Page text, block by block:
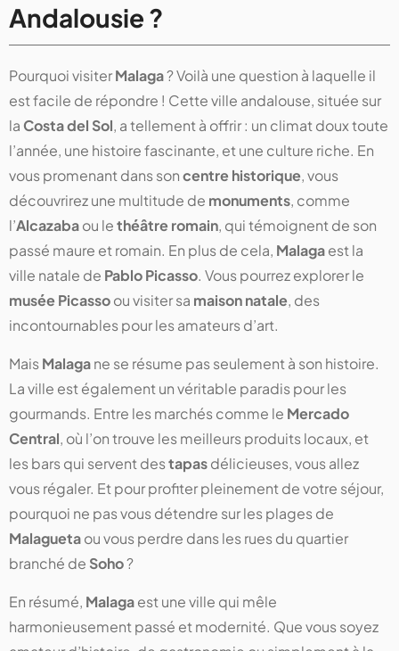
Andalousie ?
Pourquoi visiterMalaga? Voilà une question à laquelle il
est facile de répondre ! Cette ville andalouse, située sur
la Costa del Sol, a tellement à offrir : un climat doux toute
l’année, une histoire fascinante, et une culture riche. En
vous promenant dans soncentre historique, vous
découvrirez une multitude de monuments, comme
l’Alcazabaou lethéâtre romain, qui témoignent de son
passé maure et romain. En plus de cela, Malagaest la
ville natale de Pablo Picasso. Vous pourrez explorer le
musée Picassoou visiter sa maison natale, des
incontournables pour les amateurs d’art.
MaisMalagane se résume pas seulement à son histoire.
La ville est également un véritable paradis pour les
gourmands. Entre les marchés comme le Mercado
Central, où l’on trouve les meilleurs produits locaux, et
les bars qui servent destapasdélicieuses, vous allez
vous régaler. Et pour profiter pleinement de votre séjour,
pourquoi ne pas vous détendre sur les plages de
Malaguetaou vous perdre dans les rues du quartier
branché de Soho?
En résumé, Malagaest une ville qui mêle
harmonieusement passé et modernité. Que vous soyez